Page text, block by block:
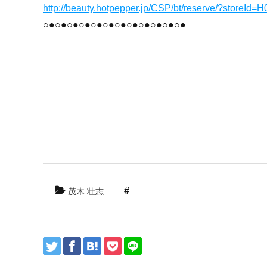
http://beauty.hotpepper.jp/CSP/bt/reserve/
○●○●○●○●○●○●○●○●○●○●○●○●
茂木 壮志